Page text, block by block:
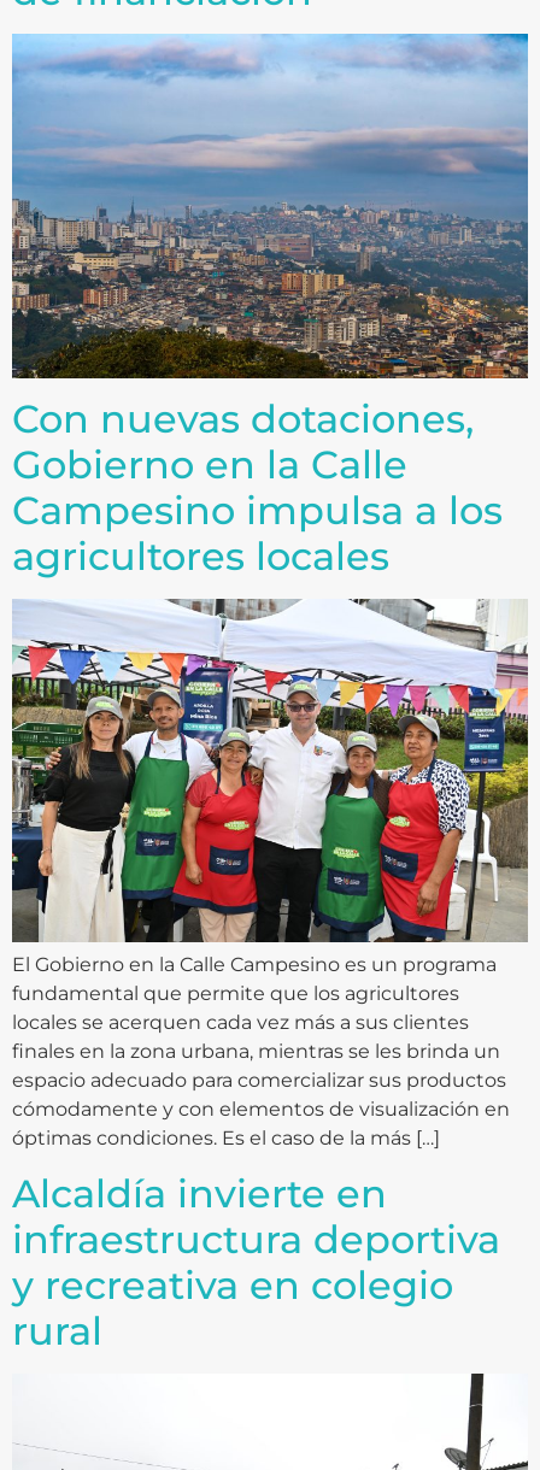
Con nuevas dotaciones,
Gobierno en la Calle
Campesino impulsa a los
agricultores locales
El Gobierno en la Calle Campesino es un programa
fundamental que permite que los agricultores
locales se acerquen cada vez más a sus clientes
finales en la zona urbana, mientras se les brinda un
espacio adecuado para comercializar sus productos
cómodamente y con elementos de visualización en
óptimas condiciones. Es el caso de la más […]
Alcaldía invierte en
infraestructura deportiva
y recreativa en colegio
rural